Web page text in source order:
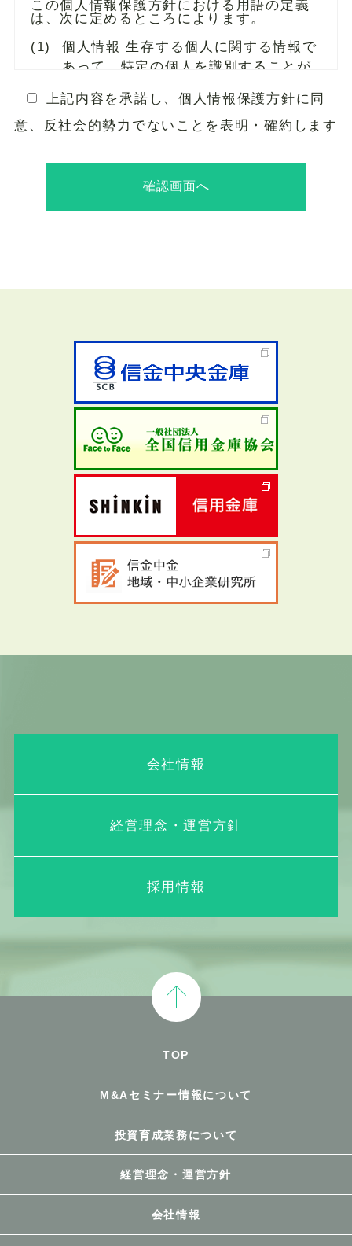
この個人情報保護方針における用語の定義
は、次に定めるところによります。
(1)
個人情報 生存する個人に関する情報で
あって、特定の個人を識別することが
ることができ、それにより特定の個人
を識別することができるものを含
(2)
個人番号 「行政手続における特定の個
人を識別するための番号の利用等に関
の符号であって、住民票コード以外の
ものを含む。）をいいます。
特定個人情報 番号法第2条第8号に規定
される個人番号をその内容に含む個人
個人データ 個人情報データベース等
て、特定の個人情報をコンピュータを
用いて検索することができるように体
系的に構成したもの、またはコンピュ
ータを用いていない場合であっても、
個人情報を一定の規則に従って整理す
ることにより特定の個人情報を容易に
状態に置かれているもの）を構成する
(6)
第三者 当社および本人以外の者（自然
人、法人その他の団体を問わない。）
をいいます。
(7)
保有個人データ 当社が、本人またはそ
訂正、追加または削除、利用の停止、
消去および第三者への提供の停止のす
る個人データであって、その存否が明
２．利用目的の通知等
当社は、個人情報を取得する場合は、
あらかじめその利用目的を公表してい
るときを除き、速やかに、その利用目
的をお客さまに通知し、または公表し
(2)
当社は、お客さまとの間で契約を締結
することに伴って契約書その他の書面
に記載された個人情報を取得する場合
は、あらかじめお客さまに対し、その
利用目的を明示します。
上記内容を承諾し、個人情報保護方針に同
意、反社会的勢力でないことを表明・確約します
確認画面へ
会社情報
経営理念・運営方針
採用情報
TOP
M&Aセミナー情報について
投資育成業務について
経営理念・運営方針
会社情報